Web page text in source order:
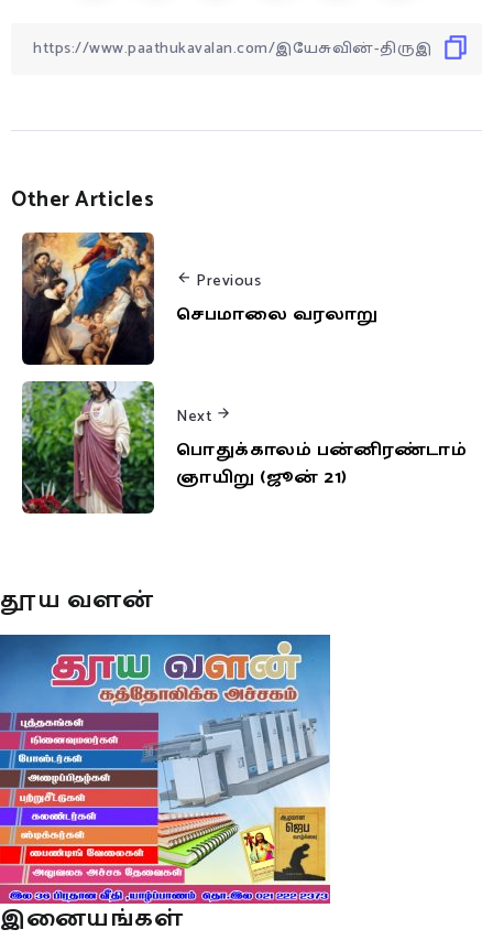
Other Articles
Previous
செபமாலை வரலாறு
Next
பொதுக்காலம் பன்னிரண்டாம்
ஞாயிறு (ஜூன் 21)
தூய வளன்
இனையங்கள்